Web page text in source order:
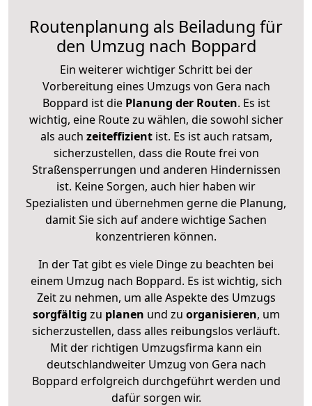
Routenplanung als Beiladung für
den Umzug nach Boppard
Ein weiterer wichtiger Schritt bei der
Vorbereitung eines Umzugs von Gera nach
Boppard ist diePlanung der Routen. Es ist
wichtig, eine Route zu wählen, die sowohl sicher
als auch zeiteffizientist. Es ist auch ratsam,
sicherzustellen, dass die Route frei von
Straßensperrungen und anderen Hindernissen
ist. Keine Sorgen, auch hier haben wir
Spezialisten und übernehmen gerne die Planung,
damit Sie sich auf andere wichtige Sachen
konzentrieren können.
In der Tat gibt es viele Dinge zu beachten bei
einem Umzug nach Boppard. Es ist wichtig, sich
Zeit zu nehmen, um alle Aspekte des Umzugs
sorgfältig zu planen und zu organisieren, um
sicherzustellen, dass alles reibungslos verläuft.
Mit der richtigen Umzugsfirma kann ein
deutschlandweiter Umzug von Gera nach
Boppard erfolgreich durchgeführt werden und
dafür sorgen wir.